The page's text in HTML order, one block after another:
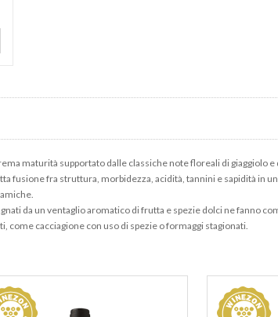
maturità supportato dalle classiche note floreali di giaggiolo
fusione fra struttura, morbidezza, acidità, tannini e sapidità in
da un ventaglio aromatico di frutta e spezie dolci ne fanno
cacciagione con uso di spezie o formaggi stagionati.